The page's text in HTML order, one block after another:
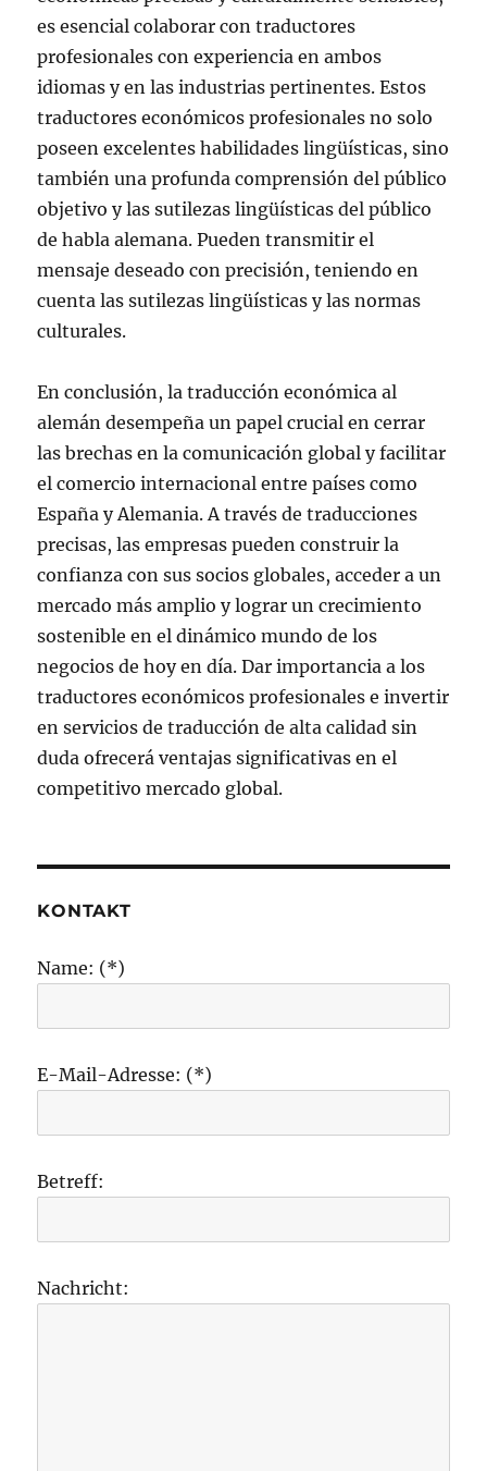
es esencial colaborar con traductores
profesionales con experiencia en ambos
idiomas y en las industrias pertinentes. Estos
traductores económicos profesionales no solo
poseen excelentes habilidades lingüísticas, sino
también una profunda comprensión del público
objetivo y las sutilezas lingüísticas del público
de habla alemana. Pueden transmitir el
mensaje deseado con precisión, teniendo en
cuenta las sutilezas lingüísticas y las normas
culturales.
En conclusión, la traducción económica al
alemán desempeña un papel crucial en cerrar
las brechas en la comunicación global y facilitar
el comercio internacional entre países como
España y Alemania. A través de traducciones
precisas, las empresas pueden construir la
confianza con sus socios globales, acceder a un
mercado más amplio y lograr un crecimiento
sostenible en el dinámico mundo de los
negocios de hoy en día. Dar importancia a los
traductores económicos profesionales e invertir
en servicios de traducción de alta calidad sin
duda ofrecerá ventajas significativas en el
competitivo mercado global.
KONTAKT
Name: (*)
E-Mail-Adresse: (*)
Betreff:
Nachricht: